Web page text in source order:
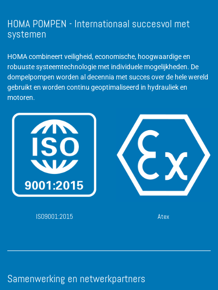
HOMA POMPEN - Internationaal succesvol met
systemen
HOMA combineert veiligheid, economische, hoogwaardige en
robuuste systeemtechnologie met individuele mogelijkheden. De
dompelpompen worden al decennia met succes over de hele wereld
gebruikt en worden continu geoptimaliseerd in hydrauliek en
motoren.
ISO9001:2015 Atex
Samenwerking en netwerkpartners